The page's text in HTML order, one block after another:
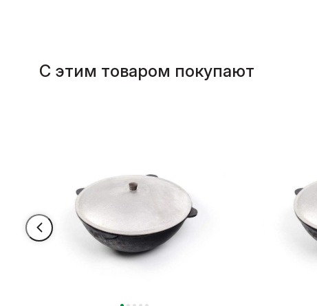
С этим товаром покупают